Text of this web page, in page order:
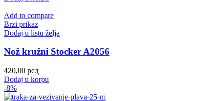
Add to compare
Brzi prikaz
Dodaj u listu želja
Nož kružni Stocker A2056
420,00 рсд
Dodaj u korpu
-8%